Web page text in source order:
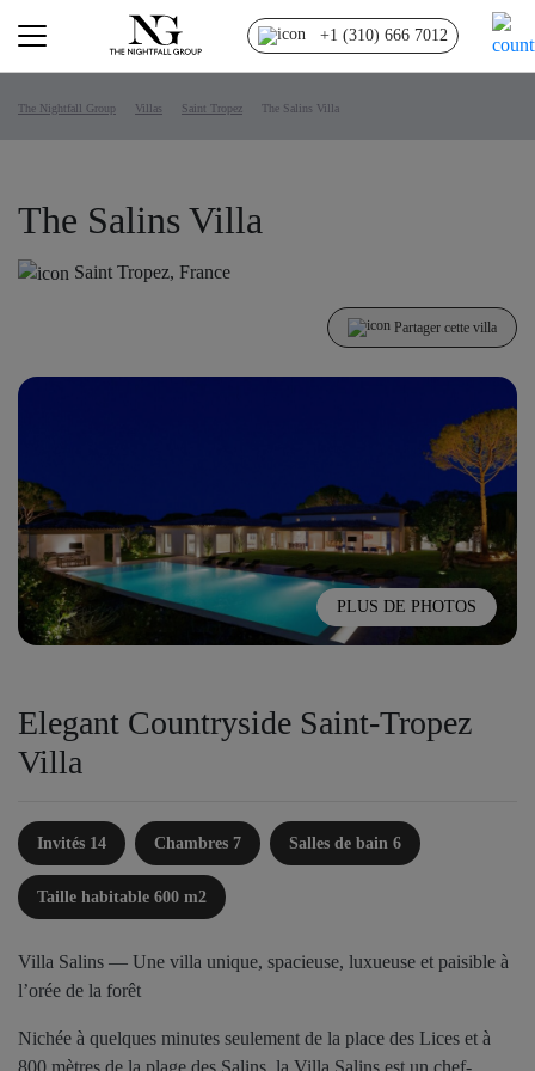
+1 (310) 666 7012
The Nightfall Group Villas Saint Tropez The Salins Villa
The Salins Villa
Saint Tropez, France
Partager cette villa
PLUS DE PHOTOS
Elegant Countryside Saint-Tropez
Villa
Invités 14 Chambres 7 Salles de bain 6
Taille habitable 600 m2
Villa Salins — Une villa unique, spacieuse, luxueuse et paisible à
l’orée de la forêt
Nichée à quelques minutes seulement de la place des Lices et à
800 mètres de la plage des Salins, la Villa Salins est un chef-